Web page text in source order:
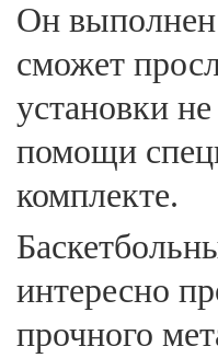
Он выполнен
сможет
установки
помощи
комплекте.
интересно
прочного